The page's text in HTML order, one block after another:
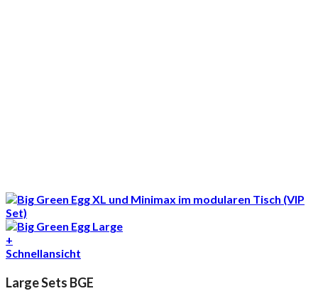
+
Schnellansicht
Large Sets BGE